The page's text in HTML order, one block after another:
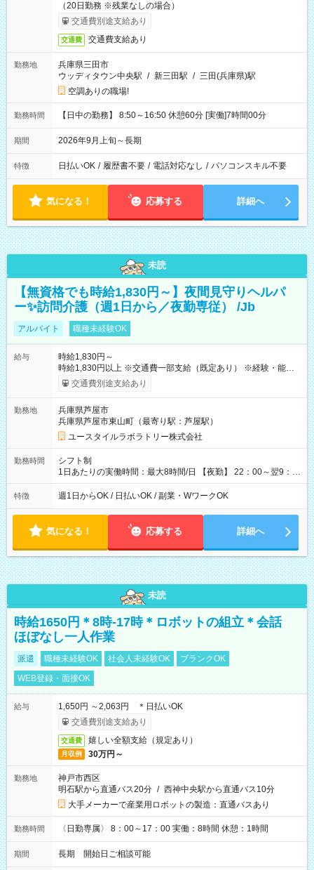
（20日勤務 ※残業なしの場合）
交通費別途支給あり
交通費 交通費支給あり
勤務地
兵庫県三田市
ウッディタウン中央駅 / 新三田駅 / 三田(兵庫県)駅
空調ありの職場!
勤務時間 【日中の勤務】 8:50～16:50 休憩60分 [実働]7時間00分
期間 2026年9月上旬～長期
特徴 日払いOK / 履歴書不要 / 電話対応なし / パソコンスキル不要
気になる！ 応募する 詳細へ
未読
【無資格でも時給1,830円～】夜間見守りヘルパ
ー✨訪問介護（週1日から／夜勤専従） /Jb
アルバイト 職種未経験OK
給与
時給1,830円～
時給1,830円以上 ※交通費一部支給（既定あり） ※経験・能力を
考慮して決定します 【収入例】 週1回勤務の場合：1,830円×8時
間×4回=5万8,560円 週3回勤務の場合：1,830円×8時間×12回
月 ※ 雇用形態と給与に、本採用時と異なる部分があります。 雇
用形態：本採用時と同じです。 給与：時給 1,550円以上
交通費別途支給あり
勤務地
兵庫県芦屋市
兵庫県芦屋市東山町（最寄り駅：芦屋駅）
ユースタイルラボラトリー株式会社
勤務時間
シフト制
1日あたりの実働時間：最大8時間/日 【夜勤】 22：00～翌9：
00 ※週1日～OK ／ 夜勤専従 ＊＊ 勤務時間例 ＊＊ ■22時か
ら翌7時 ■23時から翌8時 ■24時から翌9時 など ※上記の時間
ます。 ※曜日固定（毎週同じ曜日での勤務となります）
特徴 週1日からOK / 日払いOK / 副業・WワークOK
気になる！ 応募する 詳細へ
未読
時給1650円＊8時-17時＊ロボットの組立＊会話
ほぼなし一人作業
派遣 職種未経験OK 社会人未経験OK
ブランクOK
WEB登録・面接OK
給与
1,650円 ～2,063円 ＊日払いOK
交通費別途支給あり
交通費 嬉しい全額支給（規定あり）
月収例 30万円～
勤務地
神戸市西区
明石駅から直通バス20分 / 西神中央駅から直通バス10分
大手メーカーで産業用ロボットの製造：直通バスあり
勤務時間 〈日勤専属〉 8：00～17：00 実働：8時間 休憩：1時間
期間 長期 開始日ご相談可能